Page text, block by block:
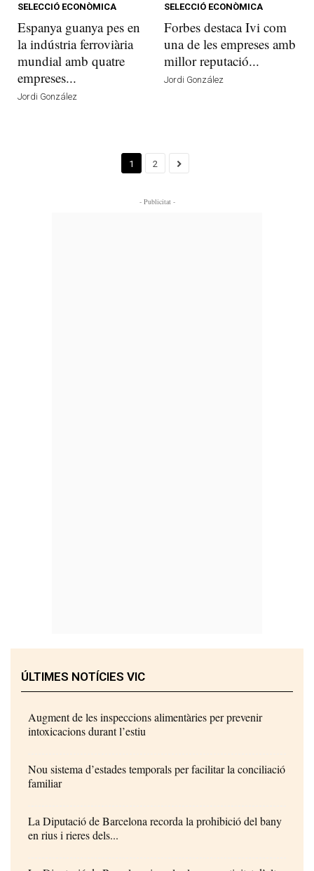
SELECCIÓ ECONÒMICA
Espanya guanya pes en
la indústria ferroviària
mundial amb quatre
empreses...
Jordi González
SELECCIÓ ECONÒMICA
Forbes destaca Ivi com
una de les empreses amb
millor reputació...
Jordi González
1 2
- Publicitat -
ÚLTIMES NOTÍCIES VIC
Augment de les inspeccions alimentàries per prevenir
intoxicacions durant l’estiu
Nou sistema d’estades temporals per facilitar la conciliació
familiar
La Diputació de Barcelona recorda la prohibició del bany
en rius i rieres dels...